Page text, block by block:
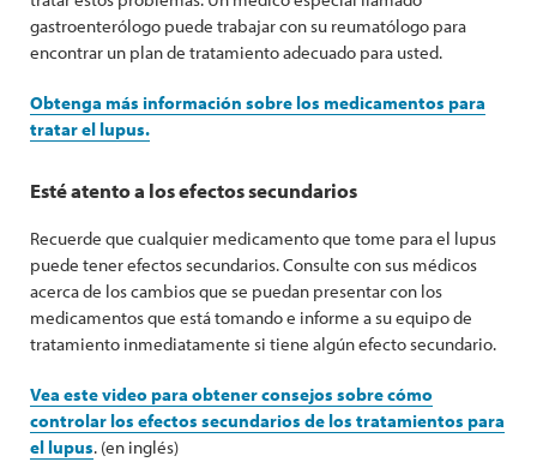
gastroenterólogo puede trabajar con su reumatólogo para
encontrar un plan de tratamiento adecuado para usted.
Obtenga más información sobre los medicamentos para
tratar el lupus.
Esté atento a los efectos secundarios
Recuerde que cualquier medicamento que tome para el lupus
puede tener efectos secundarios. Consulte con sus médicos
acerca de los cambios que se puedan presentar con los
medicamentos que está tomando e informe a su equipo de
tratamiento inmediatamente si tiene algún efecto secundario.
Vea este video para obtener consejos sobre cómo
controlar los efectos secundarios de los tratamientos para
el lupus. (en inglés)